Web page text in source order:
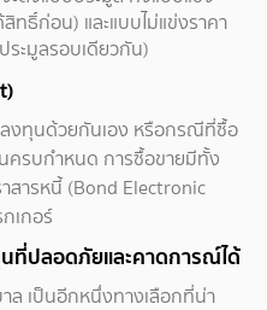
ทธิ์ก่อน) และแบบไม่แข่งราคา
ระมูลรอบเดียวกัน)
งทุนด้วยกันเอง หรือกรณีที่ซื้อ
ครบกำหนด การซื้อขายมีทั้ง
สารหนี้ (Bond Electronic
เกอร์
ที่ปลอดภัยและคาดการณ์ได้
ล เป็นอีกหนึ่งทางเลือกที่น่า